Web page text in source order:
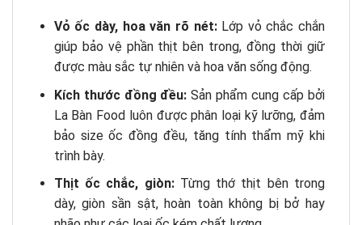
Vỏ ốc dày, hoa văn rõ nét:Lớp vỏ chắc chắn
giúp bảo vệ phần thịt bên trong, đồng thời giữ
được màu sắc tự nhiên và hoa văn sống động.
Kích thước đồng đều: Sản phẩm cung cấp bởi
La Bàn Food luôn được phân loại kỹ lưỡng, đảm
bảo size ốc đồng đều, tăng tính thẩm mỹ khi
trình bày.
Thịt ốc chắc, giòn:Từng thớ thịt bên trong
dày, giòn sần sật, hoàn toàn không bị bở hay